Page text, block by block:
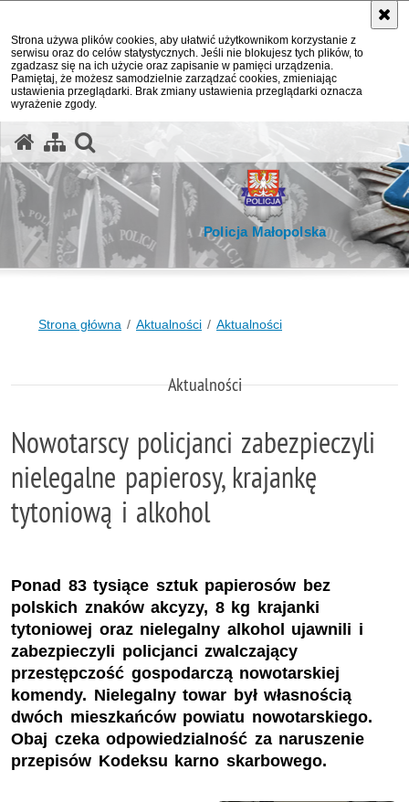
Strona używa plików cookies, aby ułatwić użytkownikom korzystanie z
serwisu oraz do celów statystycznych. Jeśli nie blokujesz tych plików, to
zgadzasz się na ich użycie oraz zapisanie w pamięci urządzenia.
Pamiętaj, że możesz samodzielnie zarządzać cookies, zmieniając
ustawienia przeglądarki. Brak zmiany ustawienia przeglądarki oznacza
wyrażenie zgody.
Policja Małopolska
Strona główna Aktualności Aktualności
Aktualności
Nowotarscy policjanci zabezpieczyli
nielegalne papierosy, krajankę
tytoniową i alkohol
Ponad 83 tysiące sztuk papierosów bez
polskich znaków akcyzy, 8 kg krajanki
tytoniowej oraz nielegalny alkohol ujawnili i
zabezpieczyli policjanci zwalczający
przestępczość gospodarczą nowotarskiej
komendy. Nielegalny towar był własnością
dwóch mieszkańców powiatu nowotarskiego.
Obaj czeka odpowiedzialność za naruszenie
przepisów Kodeksu karno skarbowego.